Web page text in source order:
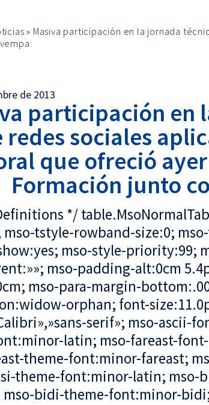
» Masiva participación en la jornada
de 2013
participación en
redes sociales
que ofreció
Formación junto
*/
mso-tstyle-rowband-size:0;
mso-style-priority:99;
mso-padding-alt:0cm
mso-para-margin-
orphan; font-
serif»; mso-ascii-
latin; mso-fareast-
theme-font:minor-fareast;
theme-font:minor-latin; mso-
mso-bidi-theme-font:minor-